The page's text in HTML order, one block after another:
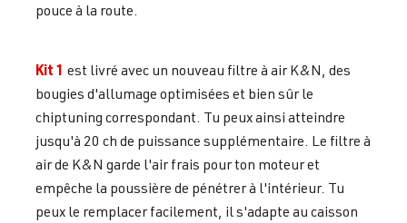
pouce à la route.
Kit 1 est livré avec un nouveau filtre à air K&N, des
bougies d'allumage optimisées et bien sûr le
chiptuning correspondant. Tu peux ainsi atteindre
jusqu'à 20 ch de puissance supplémentaire. Le filtre à
air de K&N garde l'air frais pour ton moteur et
empêche la poussière de pénétrer à l'intérieur. Tu
peux le remplacer facilement, il s'adapte au caisson